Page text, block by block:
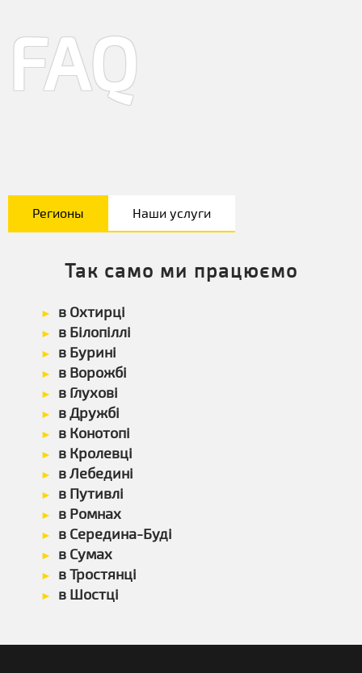
FAQ
Регионы Наши услуги
Так само ми працюємо
в Охтирці
в Білопіллі
в Бурині
в Ворожбі
в Глухові
в Дружбі
в Конотопі
в Кролевці
в Лебедині
в Путивлі
в Ромнах
в Середина-Буді
в Сумах
в Тростянці
в Шостці